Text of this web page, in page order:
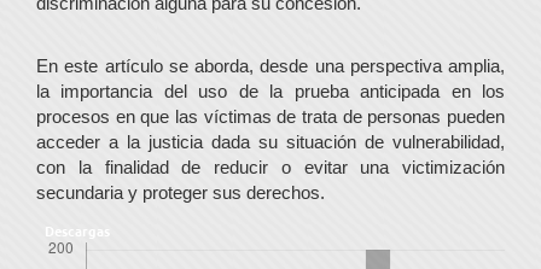
En este artículo se aborda, desde una perspectiva amplia,
la importancia del uso de la prueba anticipada en los
procesos en que las víctimas de trata de personas pueden
acceder a la justicia dada su situación de vulnerabilidad,
con la finalidad de reducir o evitar una victimización
secundaria y proteger sus derechos.
Descargas